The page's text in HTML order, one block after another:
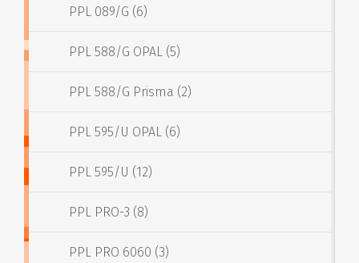
PPL 089/G (6)
PPL 588/G OPAL (5)
PPL 588/G Prisma (2)
PPL 595/U OPAL (6)
PPL 595/U (12)
PPL PRO-3 (8)
PPL PRO 6060 (3)